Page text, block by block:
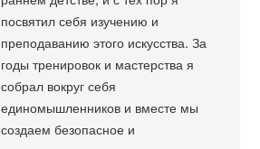
посвятил себя изучению и
преподаванию этого искусства. За
годы тренировок и мастерства я
собрал вокруг себя
единомышленников и вместе мы
создаем безопасное и